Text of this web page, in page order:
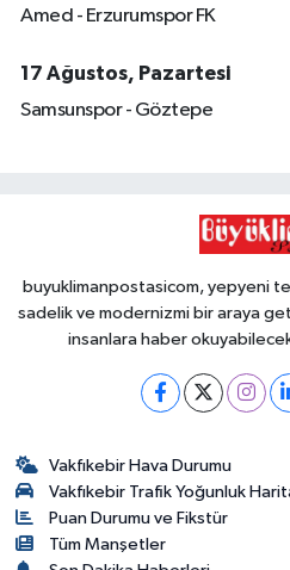
Amed - Erzurumspor FK
17 Ağustos, Pazartesi
Samsunspor - Göztepe
buyuklimanpostasicom, yepyeni
sadelik ve modernizmi bir araya
insanlara haber
Vakfıkebir Hava Durumu
Vakfıkebir Trafik Yoğunluk
Puan Durumu ve Fikstür
Tüm Manşetler